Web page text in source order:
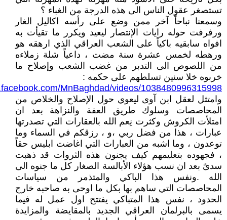
تستصغر عقول الناس الى هذه الدرجة من الغباء ؟
وسمعنا نباحاً آخر ممن وضع على رأسه اكاليل الغار
ورفرفت حوله رايات الإنتصار ليعيد ويكرر ما تقيأت به
افواه سابقيه باكياً على الشعب العراقي الذي ارهقه هو
ورهطه لخمس عشرة سنة مضت ، داعياً شلة زملاءه
من اللصوص الى التدبر من غضب الشعب وإصلاح ما
خربوه خلا سنين تسلطهم على حكمه :
MnBaghdad/videos/1038480996315998
وامتثل لعقل ابن آوى ليعوي حول الإصلاح والخلاص من
المحاصصات وسلوك طريق العفة والنزاهة بعد ان
امتلأت الكروش وكثرت نِعم الله بالعقارات التي تصدرتها
عبارات ، هذا من فضل ربي ،و ، رزقكم في السماء وما
توعدون ، وما اشبه من العبارات التي اغاضت ابليس حقاً
، فجهوده بتعليمهم كيف يجنون هذه الثروات قد ذهبت
سدىً بعد ان نسب هؤلاء الأبالسة الصغار كل ما جنوه الى
الله .ونفس هذا الباكي والمتذمر من سياسات
المحاصصات التي ساهم بها بكل ما اوحى به صاحبه خارج
الحدود ، نفس هذا المتباكي يفتتح اول عمل له فيما
يسمى بالبرلمان العراقي الجديد بالمقايضة والمزايدة